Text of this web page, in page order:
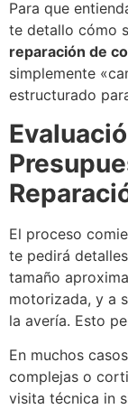
Para que
te detallo cómo
reparación de
simplemente
estructurado
El proceso
te pedirá
tamaño
motorizada, y a
la avería. Esto
En muchos
complejas o
visita técnica in